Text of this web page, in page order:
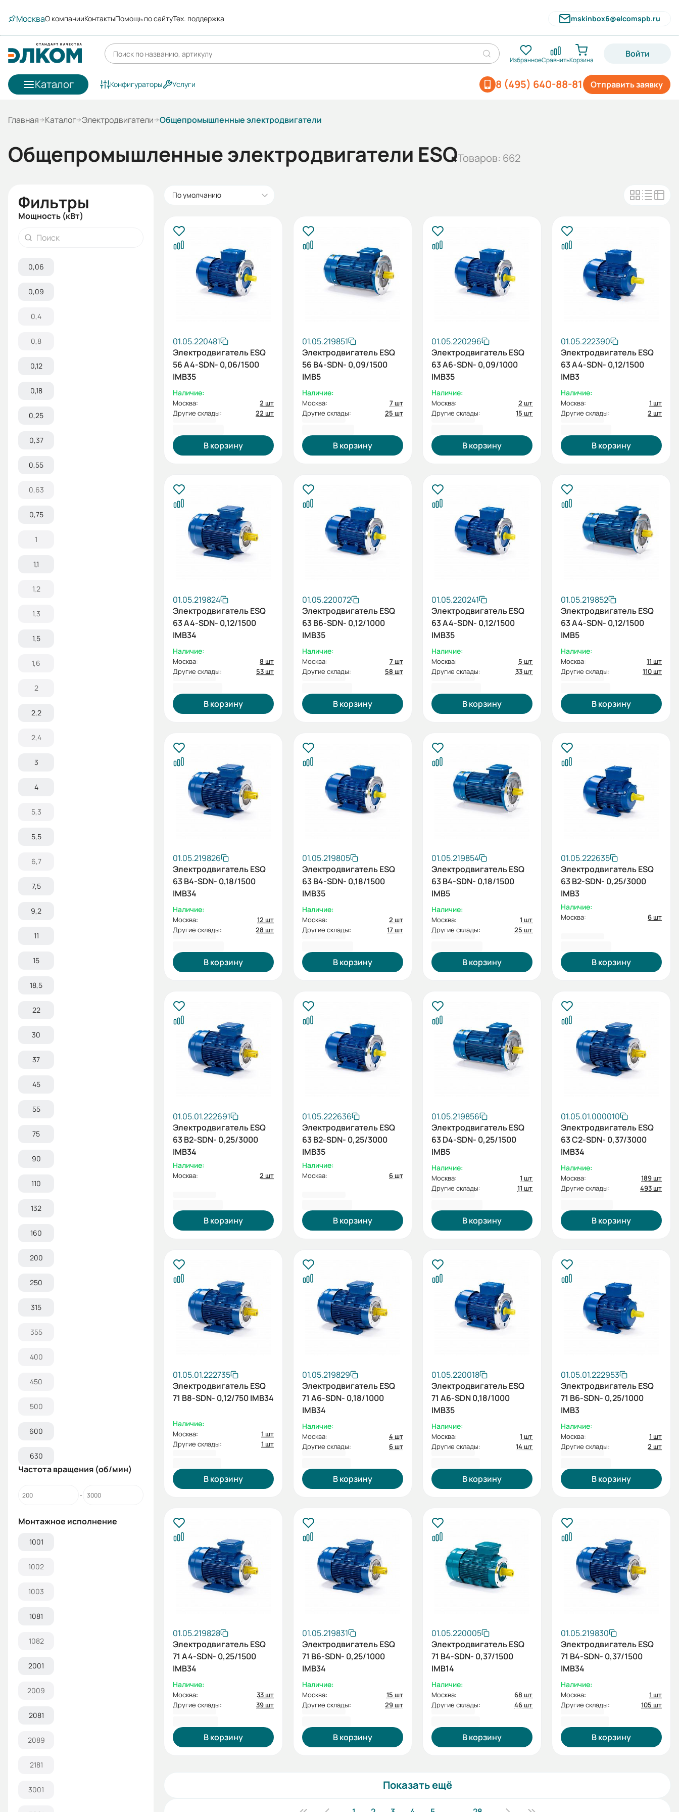
МоскваО компанииКонтактыПомощь по сайтуТех. поддержка mskinbox6@elcomspb.ru
ИзбранноеСравнитьКорзина
Войти
Каталог Отправить заявку
8 (495) 640-88-81
Конфигураторы Услуги
Главная Каталог Электродвигатели Общепромышленные электродвигатели
Общепромышленные электродвигатели ESQТоваров: 662
Фильтры
Мощность (кВт)
0,06
0,09
0,4
0,8
0,12
0,18
0,25
0,37
0,55
0,63
0,75
1
1,1
1,2
1,3
1,5
1,6
2
2,2
2,4
3
4
5,3
5,5
6,7
7,5
9,2
11
15
18,5
22
30
37
45
55
75
90
110
132
160
200
250
315
355
400
450
500
600
630
Частота вращения (об/мин)
Монтажное исполнение
1001
1002
1003
1081
1082
2001
2009
2081
2089
2181
3001
По умолчанию
01.05.220481
Электродвигатель ESQ
56 A4-SDN- 0,06/1500
IMB35
Наличие:
Москва:
2 шт
Другие склады:
22 шт
В корзину
01.05.219851
Электродвигатель ESQ
56 B4-SDN- 0,09/1500
IMB5
Наличие:
Москва:
7 шт
Другие склады:
25 шт
В корзину
01.05.220296
Электродвигатель ESQ
63 A6-SDN- 0,09/1000
IMB35
Наличие:
Москва:
2 шт
Другие склады:
15 шт
В корзину
01.05.222390
Электродвигатель ESQ
63 A4-SDN- 0,12/1500
IMB3
Наличие:
Москва:
1 шт
Другие склады:
2 шт
В корзину
01.05.219824
Электродвигатель ESQ
63 A4-SDN- 0,12/1500
IMB34
Наличие:
Москва:
8 шт
Другие склады:
53 шт
В корзину
01.05.220072
Электродвигатель ESQ
63 B6-SDN- 0,12/1000
IMB35
Наличие:
Москва:
7 шт
Другие склады:
58 шт
В корзину
01.05.220241
Электродвигатель ESQ
63 A4-SDN- 0,12/1500
IMB35
Наличие:
Москва:
5 шт
Другие склады:
33 шт
В корзину
01.05.219852
Электродвигатель ESQ
63 A4-SDN- 0,12/1500
IMB5
Наличие:
Москва:
11 шт
Другие склады:
110 шт
В корзину
01.05.219826
Электродвигатель ESQ
63 B4-SDN- 0,18/1500
IMB34
Наличие:
Москва:
12 шт
Другие склады:
28 шт
В корзину
01.05.219805
Электродвигатель ESQ
63 B4-SDN- 0,18/1500
IMB35
Наличие:
Москва:
2 шт
Другие склады:
17 шт
В корзину
01.05.219854
Электродвигатель ESQ
63 B4-SDN- 0,18/1500
IMB5
Наличие:
Москва:
1 шт
Другие склады:
25 шт
В корзину
01.05.222635
Электродвигатель ESQ
63 B2-SDN- 0,25/3000
IMB3
Наличие:
Москва: 6 шт
В корзину
01.05.01.222691
Электродвигатель ESQ
63 B2-SDN- 0,25/3000
IMB34
Наличие:
Москва: 2 шт
В корзину
01.05.222636
Электродвигатель ESQ
63 B2-SDN- 0,25/3000
IMB35
Наличие:
Москва: 6 шт
В корзину
01.05.219856
Электродвигатель ESQ
63 D4-SDN- 0,25/1500
IMB5
Наличие:
Москва:
1 шт
Другие склады:
11 шт
В корзину
01.05.01.000010
Электродвигатель ESQ
63 С2-SDN- 0,37/3000
IMB34
Наличие:
Москва:
189 шт
Другие склады:
493 шт
В корзину
01.05.01.222735
Электродвигатель ESQ
71 B8-SDN- 0,12/750 IMB34
Наличие:
Москва:
1 шт
Другие склады:
1 шт
В корзину
01.05.219829
Электродвигатель ESQ
71 A6-SDN- 0,18/1000
IMB34
Наличие:
Москва:
4 шт
Другие склады:
6 шт
В корзину
01.05.220018
Электродвигатель ESQ
71 A6-SDN 0,18/1000
IMB35
Наличие:
Москва:
1 шт
Другие склады:
14 шт
В корзину
01.05.01.222953
Электродвигатель ESQ
71 B6-SDN- 0,25/1000
IMB3
Наличие:
Москва:
1 шт
Другие склады:
2 шт
В корзину
01.05.219828
Электродвигатель ESQ
71 A4-SDN- 0,25/1500
IMB34
Наличие:
Москва:
33 шт
Другие склады:
39 шт
В корзину
01.05.219831
Электродвигатель ESQ
71 B6-SDN- 0,25/1000
IMB34
Наличие:
Москва:
15 шт
Другие склады:
29 шт
В корзину
01.05.220005
Электродвигатель ESQ
71 B4-SDN- 0,37/1500
IMB14
Наличие:
Москва:
68 шт
Другие склады:
46 шт
В корзину
01.05.219830
Электродвигатель ESQ
71 B4-SDN- 0,37/1500
IMB34
Наличие:
Москва:
1 шт
Другие склады:
105 шт
В корзину
Показать ещё